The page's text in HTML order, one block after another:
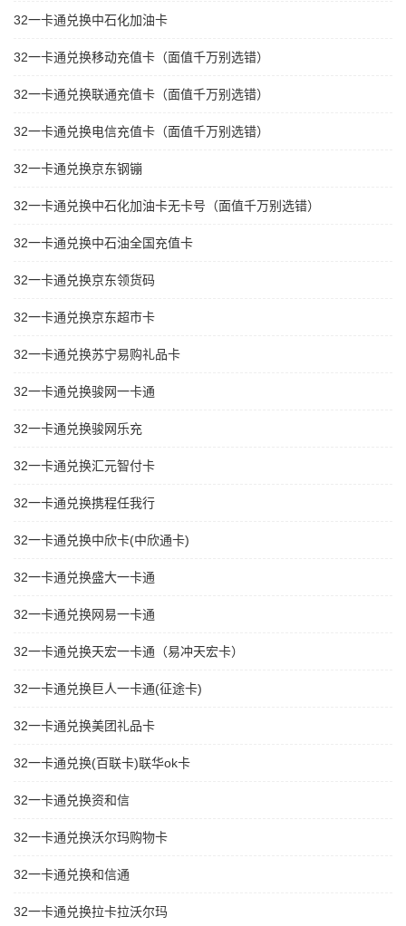
32一卡通兑换中石化加油卡
32一卡通兑换移动充值卡（面值千万别选错）
32一卡通兑换联通充值卡（面值千万别选错）
32一卡通兑换电信充值卡（面值千万别选错）
32一卡通兑换京东钢镚
32一卡通兑换中石化加油卡无卡号（面值千万别选错）
32一卡通兑换中石油全国充值卡
32一卡通兑换京东领货码
32一卡通兑换京东超市卡
32一卡通兑换苏宁易购礼品卡
32一卡通兑换骏网一卡通
32一卡通兑换骏网乐充
32一卡通兑换汇元智付卡
32一卡通兑换携程任我行
32一卡通兑换中欣卡(中欣通卡)
32一卡通兑换盛大一卡通
32一卡通兑换网易一卡通
32一卡通兑换天宏一卡通（易冲天宏卡）
32一卡通兑换巨人一卡通(征途卡)
32一卡通兑换美团礼品卡
32一卡通兑换(百联卡)联华ok卡
32一卡通兑换资和信
32一卡通兑换沃尔玛购物卡
32一卡通兑换和信通
32一卡通兑换拉卡拉沃尔玛